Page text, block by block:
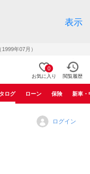
表示
年07月）
0
お気に入り 閲覧履歴
ログ ローン 保険 新車・
ログイン